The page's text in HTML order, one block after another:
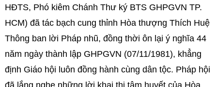
HĐTS, Phó kiêm Chánh Thư ký BTS GHPGVN TP.
HCM) đã tác bạch cung thỉnh Hòa thượng Thích Huệ
Thông ban lời Pháp nhũ, đồng thời ôn lại ý nghĩa 44
năm ngày thành lập GHPGVN (07/11/1981), khẳng
định Giáo hội luôn đồng hành cùng dân tộc. Pháp hội
đã lắng nghe những lời khai thị tâm huyết của Hòa